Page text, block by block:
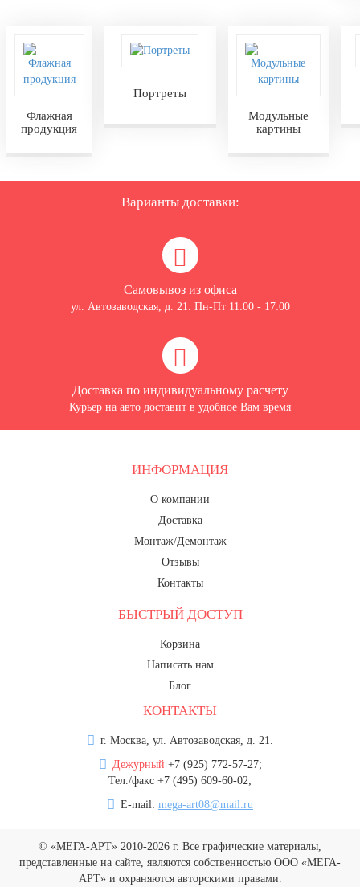
Флажная
продукция
Портреты
Модульные
картины
Варианты доставки:
Самовывоз из офиса
ул. Автозаводская, д. 21. Пн-Пт 11:00 - 17:00
Доставка по индивидуальному расчету
Курьер на авто доставит в удобное Вам время
ИНФОРМАЦИЯ
О компании
Доставка
Монтаж/Демонтаж
Отзывы
Контакты
БЫСТРЫЙ ДОСТУП
Корзина
Написать нам
Блог
КОНТАКТЫ
г. Москва, ул. Автозаводская, д. 21.
Дежурный +7 (925) 772-57-27;
Тел./факс +7 (495) 609-60-02;
E-mail: mega-art08@mail.ru
© «МЕГА-АРТ» 2010-2026 г. Все графические материалы,
представленные на сайте, являются собственностью ООО «МЕГА-
АРТ» и охраняются авторскими правами.